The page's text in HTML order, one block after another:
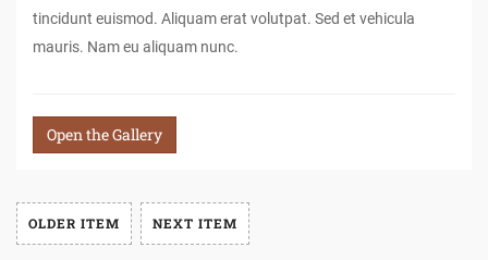
tincidunt euismod. Aliquam erat volutpat. Sed et vehicula
mauris. Nam eu aliquam nunc.
Open the Gallery
OLDER ITEM NEXT ITEM